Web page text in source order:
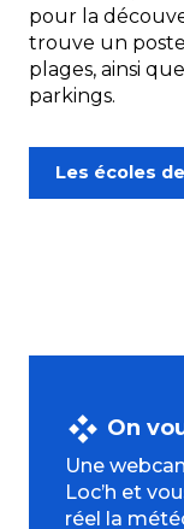
pour la
trouve un
plages, ainsi
parkings.
Les écoles
On
Une
Loc’h et
réel la